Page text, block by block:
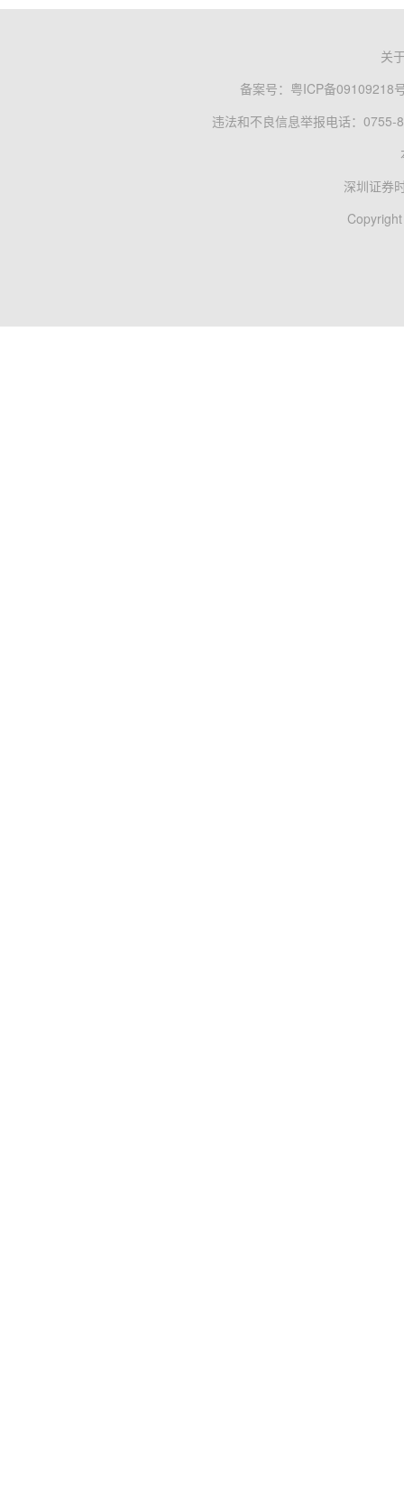
关
备案号： 粤ICP备09109218
违法和不良信息举报电话：0755-
深圳证券